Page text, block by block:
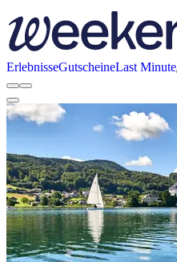
ErlebnisseGutscheineLast Minute